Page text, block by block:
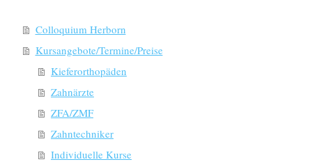
Colloquium Herborn
Kursangebote/Termine/Preise
Kieferorthopäden
Zahnärzte
ZFA/ZMF
Zahntechniker
Individuelle Kurse